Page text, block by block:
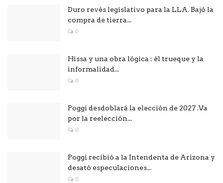
Duro revés legislativo para la LLA. Bajó la
compra de tierra...
0
Hissa y una obra lógica : él trueque y la
informalidad...
0
Poggi desdoblará la elección de 2027 .Va
por la reelección...
0
Poggi recibió a la Intendenta de Arizona y
desató especulaciones...
0